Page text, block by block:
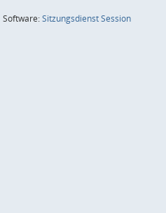
Software:SitzungsdienstSession(Wird in